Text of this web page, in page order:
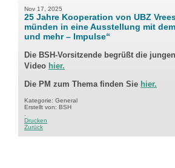
Nov 17, 2025
25 Jahre Kooperation von UBZ
münden in eine Ausstellung mit
und mehr – Impulse“
Die BSH-Vorsitzende begrüßt die
Video hier.
Die PM zum Thema finden Sie hier.
Kategorie: General
Erstellt von: BSH
Drucken
Zurück